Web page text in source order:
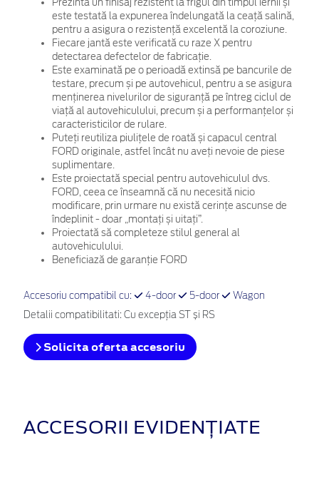
Prezintă un finisaj rezistent la frigul din timpul iernii și
este testată la expunerea îndelungată la ceață salină,
pentru a asigura o rezistență excelentă la coroziune.
Fiecare jantă este verificată cu raze X pentru
detectarea defectelor de fabricație.
Este examinată pe o perioadă extinsă pe bancurile de
testare, precum și pe autovehicul, pentru a se asigura
menținerea nivelurilor de siguranță pe întreg ciclul de
viață al autovehiculului, precum și a performanțelor și
caracteristicilor de rulare.
Puteți reutiliza piulițele de roată și capacul central
FORD originale, astfel încât nu aveți nevoie de piese
suplimentare.
Este proiectată special pentru autovehiculul dvs.
FORD, ceea ce înseamnă că nu necesită nicio
modificare, prin urmare nu există cerințe ascunse de
îndeplinit - doar „montați și uitați”.
Proiectată să completeze stilul general al
autovehiculului.
Beneficiază de garanție FORD
Accesoriu compatibil cu: 4-door 5-door Wagon
Detalii compatibilitati: Cu excepţia ST și RS
Solicita oferta accesoriu
ACCESORII EVIDENȚIATE